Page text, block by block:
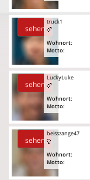
sehen
truck1
Wohnort:
Motto:
sehen
LuckyLuke
Wohnort:
Motto:
sehen
beisszange47
Wohnort:
Motto: